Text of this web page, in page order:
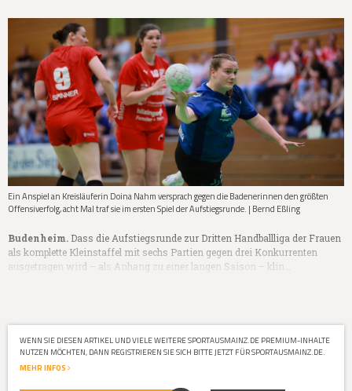
Ein Anspiel an Kreisläuferin Doina Nahm versprach gegen die Badenerinnen den größten
Offensiverfolg, acht Mal traf sie im ersten Spiel der Aufstiegsrunde. | Bernd Eßling
Budenheim. Dass die Aufstiegsrunde zur Dritten Handballliga der Frauen
als komplette Kleinstaffel mit sechs Partien gegen drei Konkurrenten
ausgetragen wird – als Anhang zu einer langen Saison – klin…
WENN SIE DIESEN ARTIKEL UND VIELE WEITERE SPORTAUSMAINZ.DE PREMIUM-INHALTE
NUTZEN MÖCHTEN, DANN REGISTRIEREN SIE SICH BITTE JETZT FÜR SPORTAUSMAINZ.DE.
MEHR INFOS